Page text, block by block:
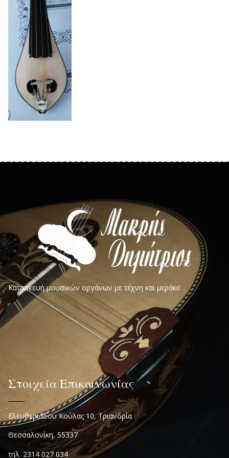
Κατασκευή μουσικών οργάνων με τέχνη και μεράκι!
Στοιχεία Επικοινωνίας
Ελευθεριάδου Κούλας 10, Τριανδρία
Θεσσαλονίκη, 55337
τηλ. 2314 027 034